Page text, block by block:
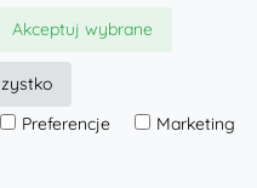
nowość
z tkaniny
Akceptuj wybrane
Preferencje Marketing